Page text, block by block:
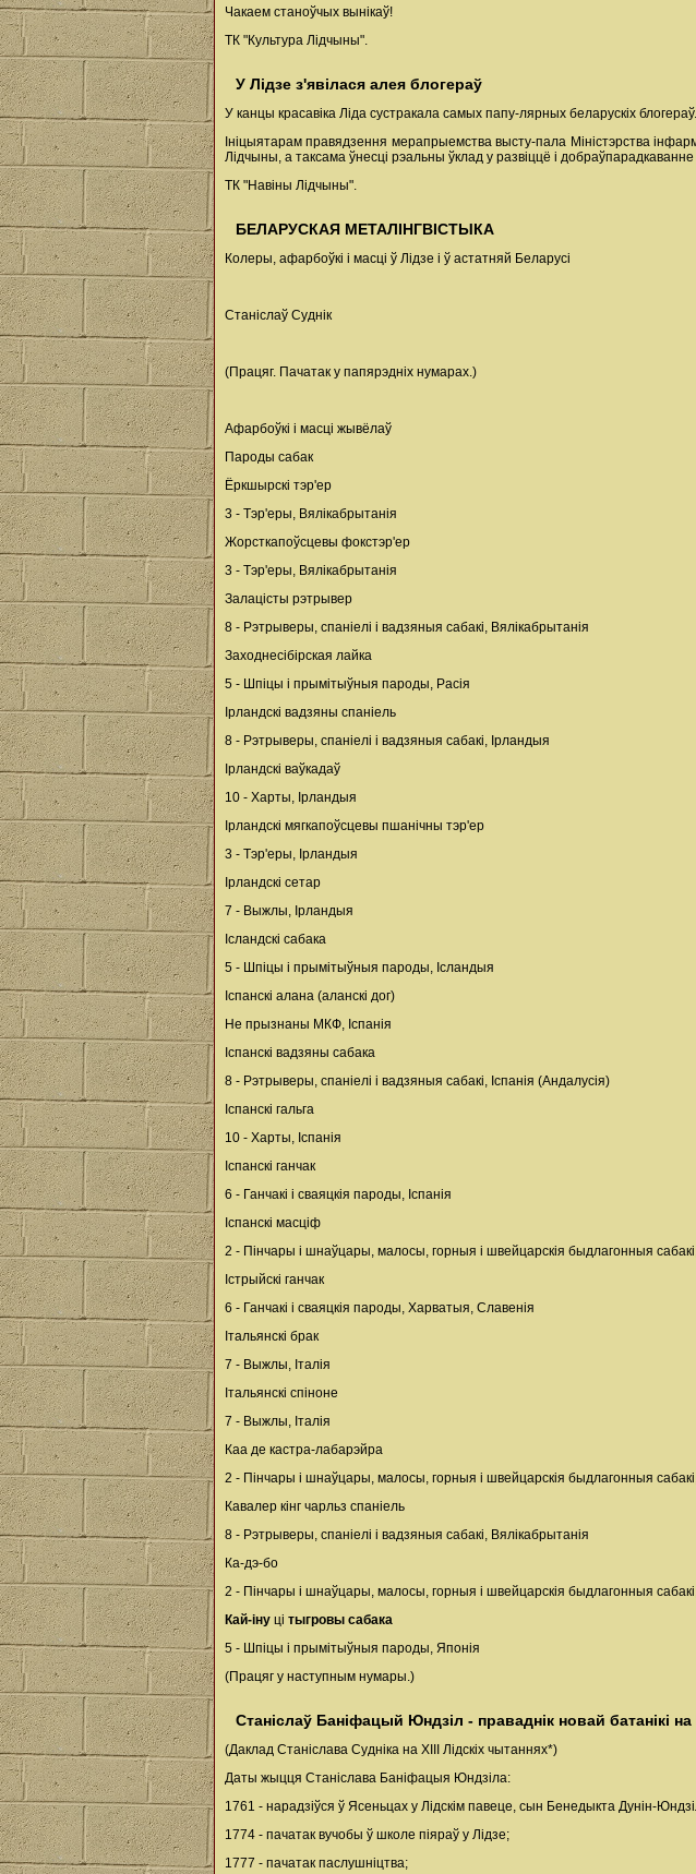
Чакаем станоўчых вынікаў!
ТК "Культура Лідчыны".
У Лідзе з'явілася алея блогераў
У канцы красавіка Ліда сустракала самых папу-лярных беларускіх
Ініцыятарам правядзення мерапрыемства высту-пала Міністэрства
Лідчыны, а таксама ўнесці рэальны ўклад у развіццё і добраўпарадкаванне
ТК "Навіны Лідчыны".
БЕЛАРУСКАЯ МЕТАЛІНГВІСТЫКА
Колеры, афарбоўкі і масці ў Лідзе і ў астатняй Беларусі
Станіслаў Суднік
(Працяг. Пачатак у папярэдніх нумарах.)
Афарбоўкі і масці жывёлаў
Пароды сабак
Ёркшырскі тэр'ер
3 - Тэр'еры, Вялікабрытанія
Жорсткапоўсцевы фокстэр'ер
3 - Тэр'еры, Вялікабрытанія
Залацісты рэтрывер
8 - Рэтрыверы, спаніелі і вадзяныя сабакі, Вялікабрытанія
Заходнесібірская лайка
5 - Шпіцы і прымітыўныя пароды, Расія
Ірландскі вадзяны спаніель
8 - Рэтрыверы, спаніелі і вадзяныя сабакі, Ірландыя
Ірландскі ваўкадаў
10 - Харты, Ірландыя
Ірландскі мягкапоўсцевы пшанічны тэр'ер
3 - Тэр'еры, Ірландыя
Ірландскі сетар
7 - Выжлы, Ірландыя
Ісландскі сабака
5 - Шпіцы і прымітыўныя пароды, Ісландыя
Іспанскі алана (аланскі дог)
Не прызнаны МКФ, Іспанія
Іспанскі вадзяны сабака
8 - Рэтрыверы, спаніелі і вадзяныя сабакі, Іспанія (Андалусія)
Іспанскі гальга
10 - Харты, Іспанія
Іспанскі ганчак
6 - Ганчакі і сваяцкія пароды, Іспанія
Іспанскі масціф
2 - Пінчары і шнаўцары, малосы, горныя і швейцарскія быдлагонныя сабакі,
Істрыйскі ганчак
6 - Ганчакі і сваяцкія пароды, Харватыя, Славенія
Італьянскі брак
7 - Выжлы, Італія
Італьянскі спіноне
7 - Выжлы, Італія
Каа де кастра-лабарэйра
2 - Пінчары і шнаўцары, малосы, горныя і швейцарскія быдлагонныя
Кавалер кінг чарльз спаніель
8 - Рэтрыверы, спаніелі і вадзяныя сабакі, Вялікабрытанія
Ка-дэ-бо
2 - Пінчары і шнаўцары, малосы, горныя і швейцарскія быдлагонныя сабакі,
Кай-іну ці тыгровы сабака
5 - Шпіцы і прымітыўныя пароды, Японія
(Працяг у наступным нумары.)
Станіслаў Баніфацый Юндзіл - праваднік новай батанікі на
(Даклад Станіслава Судніка на ХІІІ Лідскіх чытаннях*)
Даты жыцця Станіслава Баніфацыя Юндзіла:
1761 - нарадзіўся ў Ясеньцах у Лідскім павеце, сын Бенедыкта Дунін-
1774 - пачатак вучобы ў школе піяраў у Лідзе;
1777 - пачатак паслушніцтва;